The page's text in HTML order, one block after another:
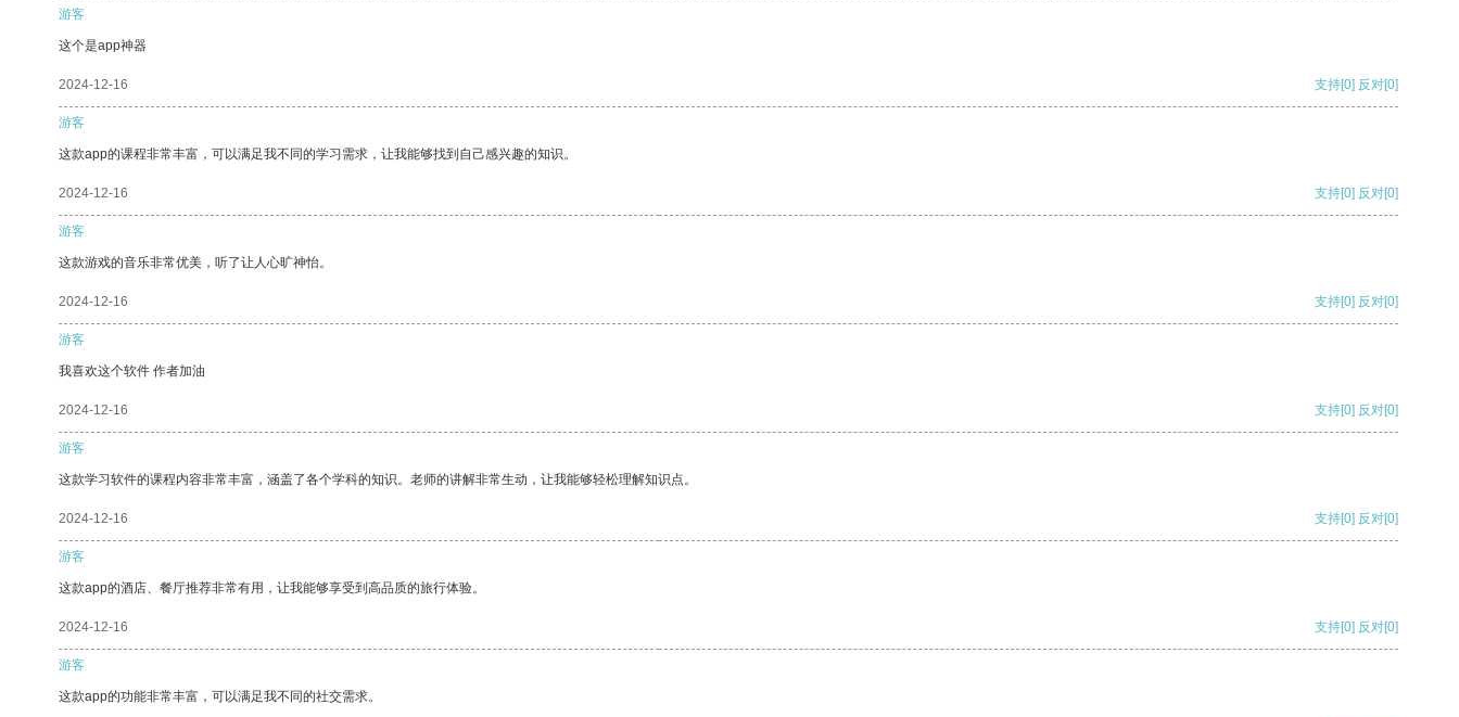
游客
这个是app神器
2024-12-16 支持[0] 反对[0]
游客
这款app的课程非常丰富，可以满足我不同的学习需求，让我能够找到自己感兴趣的知识。
2024-12-16 支持[0] 反对[0]
游客
这款游戏的音乐非常优美，听了让人心旷神怡。
2024-12-16 支持[0] 反对[0]
游客
我喜欢这个软件 作者加油
2024-12-16 支持[0] 反对[0]
游客
这款学习软件的课程内容非常丰富，涵盖了各个学科的知识。老师的讲解非常生动，让我能够轻松理解知识点。
2024-12-16 支持[0] 反对[0]
游客
这款app的酒店、餐厅推荐非常有用，让我能够享受到高品质的旅行体验。
2024-12-16 支持[0] 反对[0]
游客
这款app的功能非常丰富，可以满足我不同的社交需求。